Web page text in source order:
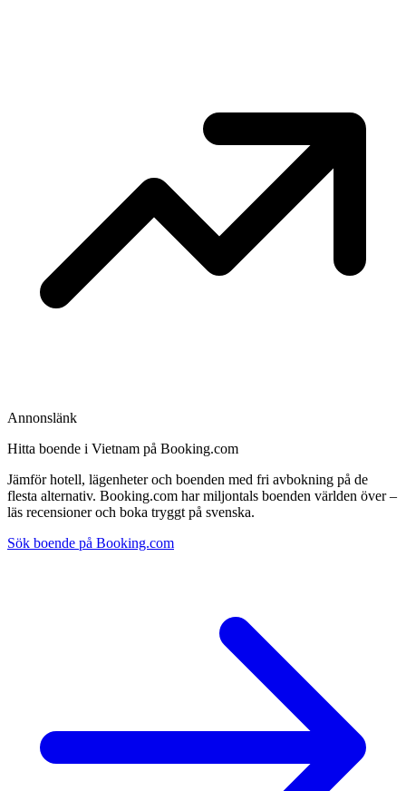
Annonslänk
Hitta boende i Vietnam på Booking.com
Jämför hotell, lägenheter och boenden med fri avbokning på de
flesta alternativ. Booking.com har miljontals boenden världen över –
läs recensioner och boka tryggt på svenska.
Sök boende på Booking.com